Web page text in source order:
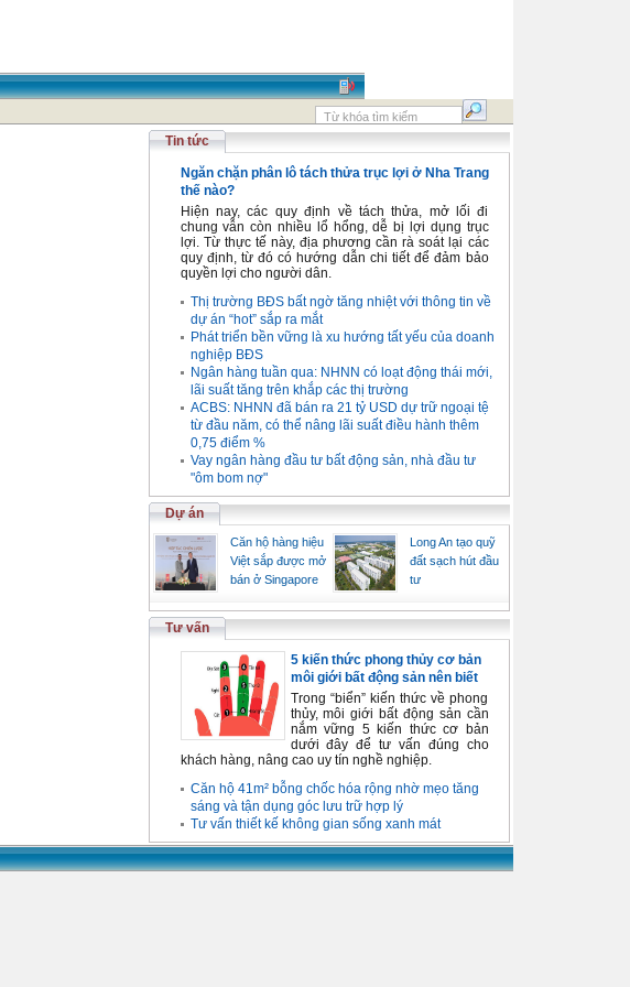
Tin tức
Ngăn chặn phân lô tách thửa trục lợi ở Nha Trang
thế nào?
Hiện nay, các quy định về tách thửa, mở lối đi
chung vẫn còn nhiều lổ hổng, dễ bị lợi dụng trục
lợi. Từ thực tế này, địa phương cần rà soát lại các
quy định, từ đó có hướng dẫn chi tiết để đảm bảo
quyền lợi cho người dân.
Thị trường BĐS bất ngờ tăng nhiệt với thông tin về
dự án “hot” sắp ra mắt
Phát triển bền vững là xu hướng tất yếu của doanh
nghiệp BĐS
Ngân hàng tuần qua: NHNN có loạt động thái mới,
lãi suất tăng trên khắp các thị trường
ACBS: NHNN đã bán ra 21 tỷ USD dự trữ ngoại tệ
từ đầu năm, có thể nâng lãi suất điều hành thêm
0,75 điểm %
Vay ngân hàng đầu tư bất động sản, nhà đầu tư
"ôm bom nợ"
Dự án
Căn hộ hàng hiệu
Việt sắp được mở
bán ở Singapore
Long An tạo quỹ
đất sạch hút đầu
tư
Tư vấn
5 kiến thức phong thủy cơ bản
môi giới bất động sản nên biết
Trong “biển” kiến thức về phong
thủy, môi giới bất động sản cần
nắm vững 5 kiến thức cơ bản
dưới đây để tư vấn đúng cho
khách hàng, nâng cao uy tín nghề nghiệp.
Căn hộ 41m² bỗng chốc hóa rộng nhờ mẹo tăng
sáng và tận dụng góc lưu trữ hợp lý
Tư vấn thiết kế không gian sống xanh mát